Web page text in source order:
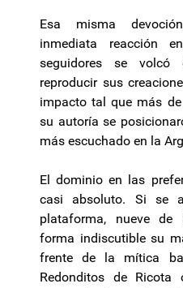
Esa misma
inmediata reacción
seguidores se volcó
reproducir sus
impacto tal que más
su autoría se
más escuchado en la
El dominio en las
casi absoluto. Si se
plataforma, nueve
forma indiscutible su
frente de la mítica
Redonditos de